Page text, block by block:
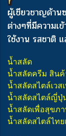
ผู้เชียวชาญด้าน
ต่างๆที่มีความเ
ใช้งาน รสชาติ แ
น้ำสลัด
น้ำสลัดครีม สิน
น้ำสลัดสไตล์เวส
น้ำสลัดสไตล์ญี่ปุ่
น้ำสลัดเพื่อสุขภ
น้ำสลัดสไตล์ไท